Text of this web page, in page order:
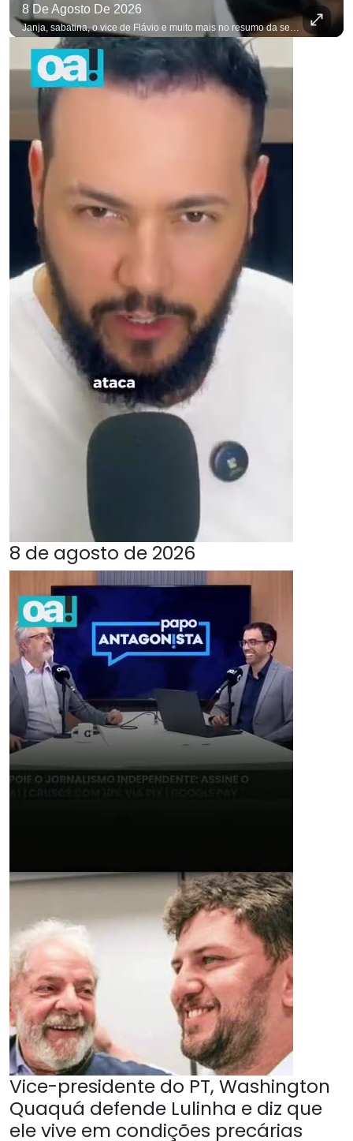
8 De Agosto De 2026
Janja, sabatina, o vice de Flávio e muito mais no resumo da semana. #OAntagonista Se você busca informação com credibilidade, inscreva-se agora e ative o
8 de agosto de 2026
Vice-presidente do PT, Washington
Quaquá defende Lulinha e diz que
ele vive em condições precárias